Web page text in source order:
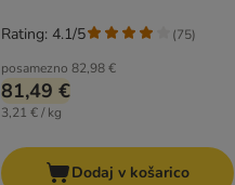
posamezno 82,98 €
81,49 €
3,21 € / kg
Rating: 4.1/5 (75)
Dodaj v košarico